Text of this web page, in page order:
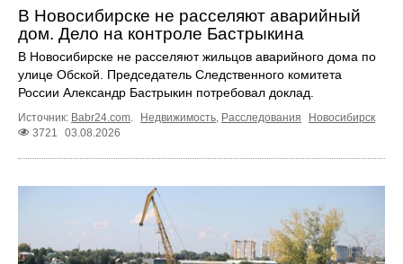
В Новосибирске не расселяют аварийный
дом. Дело на контроле Бастрыкина
В Новосибирске не расселяют жильцов аварийного дома по
улице Обской. Председатель Следственного комитета
России Александр Бастрыкин потребовал доклад.
Источник: Babr24.com Недвижимость Расследования
Новосибирск
3721
03.08.2026